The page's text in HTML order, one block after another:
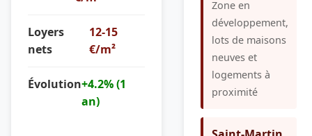
Loyers
nets
12-15
€/m²
Évolution+4.2% (1
an)
Zone en
développement,
lots de maisons
neuves et
logements à
proximité